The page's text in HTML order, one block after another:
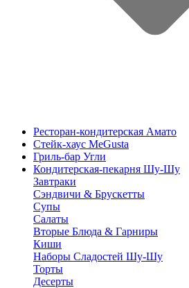
Ресторан-кондитерская Амато
Стейк-хаус MeGusta
Гриль-бар Угли
Кондитерская-пекарня Шу-Шу
Завтраки
Сэндвичи & Брускетты
Супы
Салаты
Вторые Блюда & Гарниры
Киши
Наборы Сладостей Шу-Шу
Торты
Десерты